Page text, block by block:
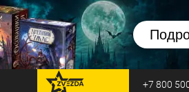
перейти на Zvezda +7 800